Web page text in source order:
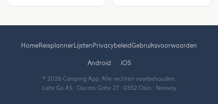
HomeReisplannerLijstenPrivacybeleidGebruiksvoorwaarden
Android iOS
© 2026 Camping App. Alle rechten voorbehouden.
Lets Go AS · Oscars Gate 27 · 0352 Oslo · Norway